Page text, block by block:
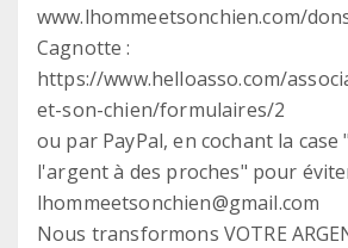
www.lhommeetsonchien.com/
Cagnotte :
https://www.helloasso.com/
et-son-chien/formulaires/2
ou par PayPal, en cochant la case
l'argent à des proches" pour
lhommeetsonchien@gmail.com
Nous transformons VOTRE